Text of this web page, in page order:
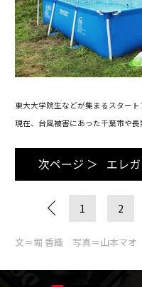
東大大学院生などが集まるスタート
現在、台風被害にあった千葉市や長
次ページ ＞ エレ
1 2
文＝堀 香織 写真＝山本マオ